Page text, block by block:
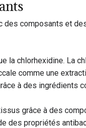
composants et
la chlorhexidine. La
comme une
à des ingrédients
grâce à des
des propriétés